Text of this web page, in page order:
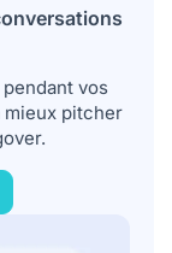
vos
pitcher